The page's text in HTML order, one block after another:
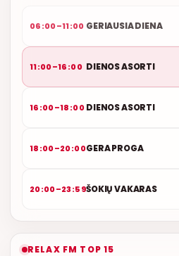
06:00–11:00 GERIAUSIA DIENA
11:00–16:00 DIENOS ASORTI
16:00–18:00DIENOS ASORTI
18:00–20:00GERA PROGA
20:00–23:59ŠOKIŲ VAKARAS
RELAX FM TOP 15